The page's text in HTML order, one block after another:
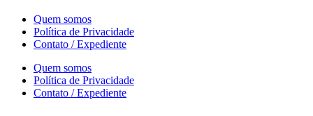
Quem somos
Política de Privacidade
Contato / Expediente
Quem somos
Política de Privacidade
Contato / Expediente